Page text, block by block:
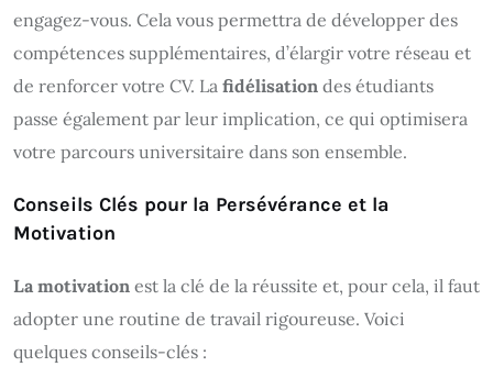
engagez-vous. Cela vous permettra de développer des
compétences supplémentaires, d’élargir votre réseau et
de renforcer votre CV. La fidélisation des étudiants
passe également par leur implication, ce qui optimisera
votre parcours universitaire dans son ensemble.
Conseils Clés pour la Persévérance et la
Motivation
La motivation est la clé de la réussite et, pour cela, il faut
adopter une routine de travail rigoureuse. Voici
quelques conseils-clés :